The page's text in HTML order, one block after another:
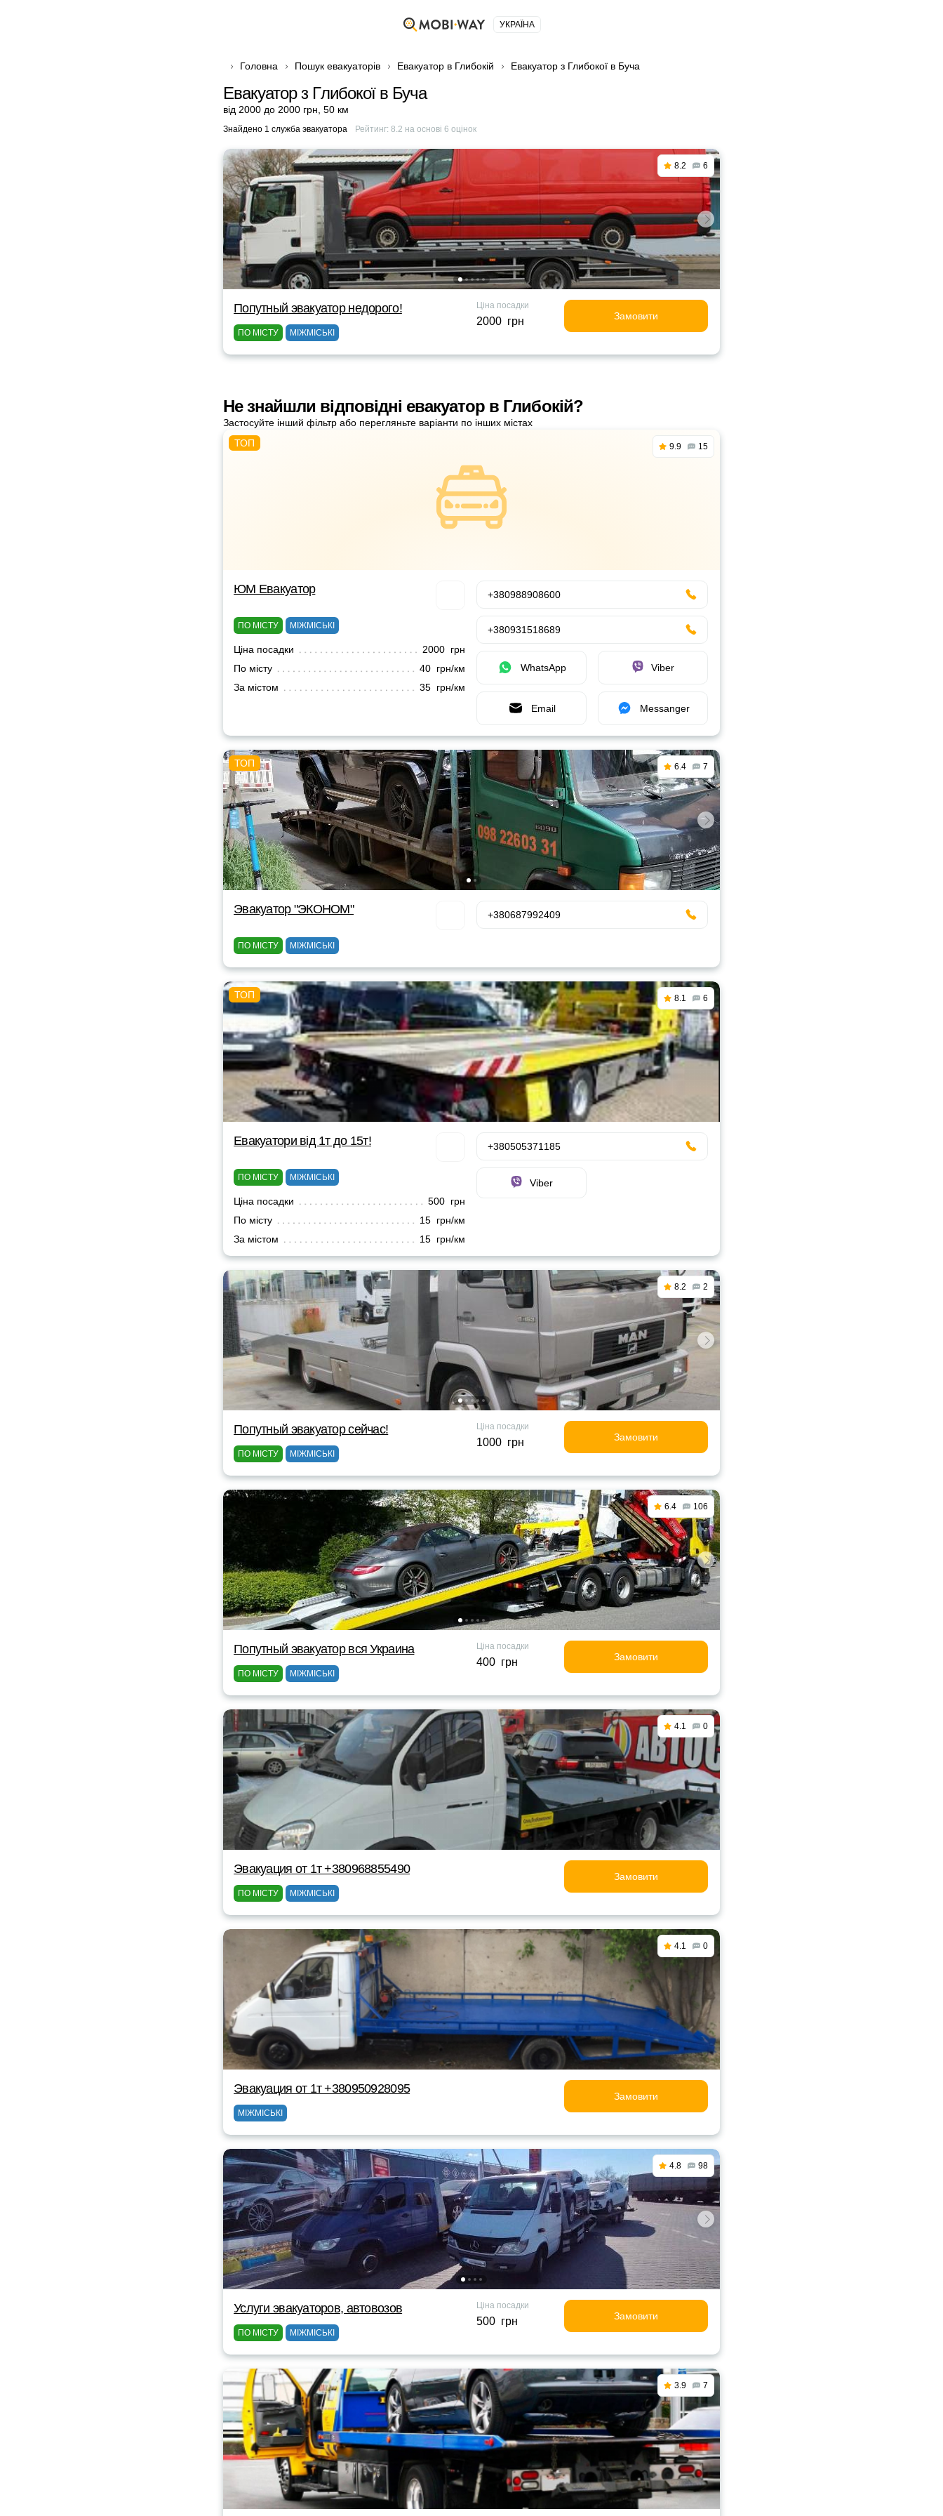
УКРАЇНА
Головна Пошук евакуаторів Евакуатор в Глибокій Евакуатор з Глибокої в Буча
Евакуатор з Глибокої в Буча
від 2000 до 2000 грн 50 км
Знайдено 1 служба эвакуатора Рейтинг: 8.2 на основі 6 оцінок
8.2 6
Попутный эвакуатор недорого!
ПО МІСТУ МІЖМІСЬКІ
Ціна посадки
2000 грн Замовити
Не знайшли відповідні евакуатор в Глибокій?
Застосуйте інший фільтр або перегляньте варіанти по інших містах
9.9 15
ЮМ Евакуатор
ПО МІСТУ МІЖМІСЬКІ
Ціна посадки
2000 грн
По місту
40 грн/км
За містом
35 грн/км
+380988908600
+380931518689
WhatsApp Viber
Email Messanger
6.4 7
Эвакуатор "ЭКОНОМ"
ПО МІСТУ МІЖМІСЬКІ
+380687992409
8.1 6
Евакуатори від 1т до 15т!
ПО МІСТУ МІЖМІСЬКІ
Ціна посадки
500 грн
По місту
15 грн/км
За містом
15 грн/км
+380505371185
Viber
8.2 2
Попутный эвакуатор сейчас!
ПО МІСТУ МІЖМІСЬКІ
Ціна посадки
1000 грн Замовити
6.4 106
Попутный эвакуатор вся Украина
ПО МІСТУ МІЖМІСЬКІ
Ціна посадки
400 грн Замовити
4.1 0
Эвакуация от 1т +380968855490
ПО МІСТУ МІЖМІСЬКІ
Замовити
4.1 0
Эвакуация от 1т +380950928095
МІЖМІСЬКІ
Замовити
4.8 98
Услуги эвакуаторов, автовозов
ПО МІСТУ МІЖМІСЬКІ
Ціна посадки
500 грн Замовити
3.9 7